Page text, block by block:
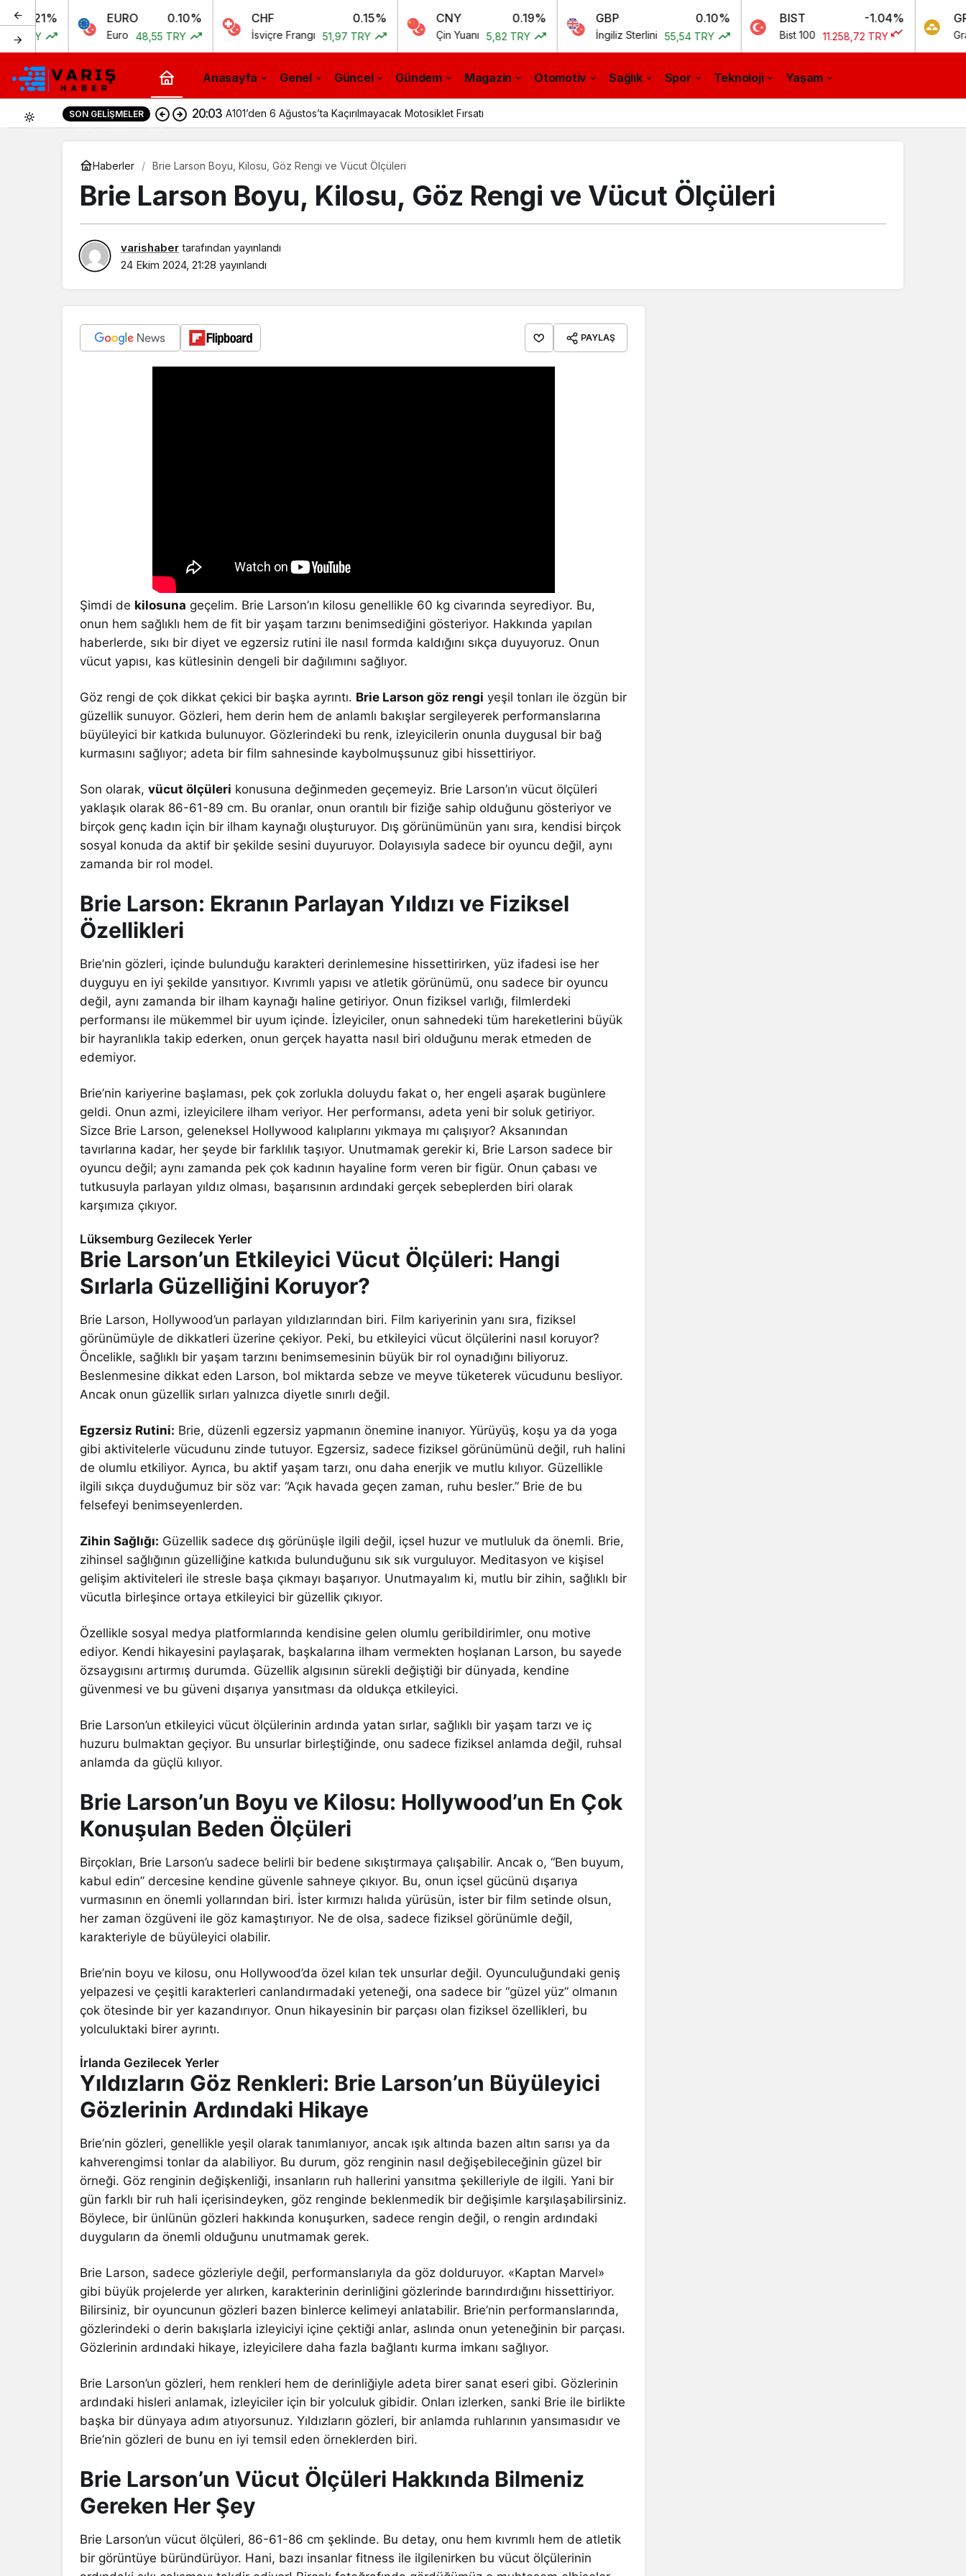
EURO 0.10%
Euro 48,55 TRY
CHF
İsviçre Frangı 51,97 TRY
CNY
Çin Yuanı 5,82 TRY
GBP
İngiliz Sterlini 55,54 TRY
BIST
Bist 100 11.258,72 TRY
GR. ALTIN
Gram Altın
Anasayfa Genel Güncel Gündem Magazin Otomotiv Sağlık Spor Teknoloji Yaşam
0
SON GELIŞMELER 20:03 A101’den 6 Ağustos’ta Kaçırılmayacak Motosiklet Fırsatı
Haberler Brie Larson Boyu, Kilosu, Göz Rengi ve Vücut Ölçüleri
Brie Larson Boyu, Kilosu, Göz Rengi ve Vücut Ölçüleri
varishaber tarafından yayınlandı
24 Ekim 2024, 21:28 yayınlandı
PAYLAŞ
Şimdi de kilosuna geçelim. Brie Larson’ın kilosu genellikle 60 kg civarında seyrediyor. Bu,
onun hem sağlıklı hem de fit bir yaşam tarzını benimsediğini gösteriyor. Hakkında yapılan
haberlerde, sıkı bir diyet ve egzersiz rutini ile nasıl formda kaldığını sıkça duyuyoruz. Onun
vücut yapısı, kas kütlesinin dengeli bir dağılımını sağlıyor.
Göz rengi de çok dikkat çekici bir başka ayrıntı. Brie Larson göz rengi yeşil tonları ile özgün bir
güzellik sunuyor. Gözleri, hem derin hem de anlamlı bakışlar sergileyerek performanslarına
büyüleyici bir katkıda bulunuyor. Gözlerindeki bu renk, izleyicilerin onunla duygusal bir bağ
kurmasını sağlıyor; adeta bir film sahnesinde kaybolmuşsunuz gibi hissettiriyor.
Son olarak,vücut ölçüleri konusuna değinmeden geçemeyiz. Brie Larson’ın vücut ölçüleri
yaklaşık olarak 86-61-89 cm. Bu oranlar, onun orantılı bir fiziğe sahip olduğunu gösteriyor ve
birçok genç kadın için bir ilham kaynağı oluşturuyor. Dış görünümünün yanı sıra, kendisi birçok
sosyal konuda da aktif bir şekilde sesini duyuruyor. Dolayısıyla sadece bir oyuncu değil, aynı
zamanda bir rol model.
Brie Larson: Ekranın Parlayan Yıldızı ve Fiziksel
Özellikleri
Brie’nin gözleri, içinde bulunduğu karakteri derinlemesine hissettirirken, yüz ifadesi ise her
duyguyu en iyi şekilde yansıtıyor. Kıvrımlı yapısı ve atletik görünümü, onu sadece bir oyuncu
değil, aynı zamanda bir ilham kaynağı haline getiriyor. Onun fiziksel varlığı, filmlerdeki
performansı ile mükemmel bir uyum içinde. İzleyiciler, onun sahnedeki tüm hareketlerini büyük
bir hayranlıkla takip ederken, onun gerçek hayatta nasıl biri olduğunu merak etmeden de
edemiyor.
Brie’nin kariyerine başlaması, pek çok zorlukla doluydu fakat o, her engeli aşarak bugünlere
geldi. Onun azmi, izleyicilere ilham veriyor. Her performansı, adeta yeni bir soluk getiriyor.
Sizce Brie Larson, geleneksel Hollywood kalıplarını yıkmaya mı çalışıyor? Aksanından
tavırlarına kadar, her şeyde bir farklılık taşıyor. Unutmamak gerekir ki, Brie Larson sadece bir
oyuncu değil; aynı zamanda pek çok kadının hayaline form veren bir figür. Onun çabası ve
tutkusuyla parlayan yıldız olması, başarısının ardındaki gerçek sebeplerden biri olarak
karşımıza çıkıyor.
Lüksemburg Gezilecek Yerler
Brie Larson’un Etkileyici Vücut Ölçüleri: Hangi
Sırlarla Güzelliğini Koruyor?
Brie Larson, Hollywood’un parlayan yıldızlarından biri. Film kariyerinin yanı sıra, fiziksel
görünümüyle de dikkatleri üzerine çekiyor. Peki, bu etkileyici vücut ölçülerini nasıl koruyor?
Öncelikle, sağlıklı bir yaşam tarzını benimsemesinin büyük bir rol oynadığını biliyoruz.
Beslenmesine dikkat eden Larson, bol miktarda sebze ve meyve tüketerek vücudunu besliyor.
Ancak onun güzellik sırları yalnızca diyetle sınırlı değil.
Egzersiz Rutini: Brie, düzenli egzersiz yapmanın önemine inanıyor. Yürüyüş, koşu ya da yoga
gibi aktivitelerle vücudunu zinde tutuyor. Egzersiz, sadece fiziksel görünümünü değil, ruh halini
de olumlu etkiliyor. Ayrıca, bu aktif yaşam tarzı, onu daha enerjik ve mutlu kılıyor. Güzellikle
ilgili sıkça duyduğumuz bir söz var: “Açık havada geçen zaman, ruhu besler.” Brie de bu
felsefeyi benimseyenlerden.
Zihin Sağlığı: Güzellik sadece dış görünüşle ilgili değil, içsel huzur ve mutluluk da önemli. Brie,
zihinsel sağlığının güzelliğine katkıda bulunduğunu sık sık vurguluyor. Meditasyon ve kişisel
gelişim aktiviteleri ile stresle başa çıkmayı başarıyor. Unutmayalım ki, mutlu bir zihin, sağlıklı bir
vücutla birleşince ortaya etkileyici bir güzellik çıkıyor.
Özellikle sosyal medya platformlarında kendisine gelen olumlu geribildirimler, onu motive
ediyor. Kendi hikayesini paylaşarak, başkalarına ilham vermekten hoşlanan Larson, bu sayede
özsaygısını artırmış durumda. Güzellik algısının sürekli değiştiği bir dünyada, kendine
güvenmesi ve bu güveni dışarıya yansıtması da oldukça etkileyici.
Brie Larson’un etkileyici vücut ölçülerinin ardında yatan sırlar, sağlıklı bir yaşam tarzı ve iç
huzuru bulmaktan geçiyor. Bu unsurlar birleştiğinde, onu sadece fiziksel anlamda değil, ruhsal
anlamda da güçlü kılıyor.
Brie Larson’un Boyu ve Kilosu: Hollywood’un En Çok
Konuşulan Beden Ölçüleri
Birçokları, Brie Larson’u sadece belirli bir bedene sıkıştırmaya çalışabilir. Ancak o, “Ben buyum,
kabul edin” dercesine kendine güvenle sahneye çıkıyor. Bu, onun içsel gücünü dışarıya
vurmasının en önemli yollarından biri. İster kırmızı halıda yürüsün, ister bir film setinde olsun,
her zaman özgüveni ile göz kamaştırıyor. Ne de olsa, sadece fiziksel görünümle değil,
karakteriyle de büyüleyici olabilir.
Brie’nin boyu ve kilosu, onu Hollywood’da özel kılan tek unsurlar değil. Oyunculuğundaki geniş
yelpazesi ve çeşitli karakterleri canlandırmadaki yeteneği, ona sadece bir “güzel yüz” olmanın
çok ötesinde bir yer kazandırıyor. Onun hikayesinin bir parçası olan fiziksel özellikleri, bu
yolculuktaki birer ayrıntı.
İrlanda Gezilecek Yerler
Yıldızların Göz Renkleri: Brie Larson’un Büyüleyici
Gözlerinin Ardındaki Hikaye
Brie’nin gözleri, genellikle yeşil olarak tanımlanıyor, ancak ışık altında bazen altın sarısı ya da
kahverengimsi tonlar da alabiliyor. Bu durum, göz renginin nasıl değişebileceğinin güzel bir
örneği. Göz renginin değişkenliği, insanların ruh hallerini yansıtma şekilleriyle de ilgili. Yani bir
gün farklı bir ruh hali içerisindeyken, göz renginde beklenmedik bir değişimle karşılaşabilirsiniz.
Böylece, bir ünlünün gözleri hakkında konuşurken, sadece rengin değil, o rengin ardındaki
duyguların da önemli olduğunu unutmamak gerek.
Brie Larson, sadece gözleriyle değil, performanslarıyla da göz dolduruyor. «Kaptan Marvel»
gibi büyük projelerde yer alırken, karakterinin derinliğini gözlerinde barındırdığını hissettiriyor.
Bilirsiniz, bir oyuncunun gözleri bazen binlerce kelimeyi anlatabilir. Brie’nin performanslarında,
gözlerindeki o derin bakışlarla izleyiciyi içine çektiği anlar, aslında onun yeteneğinin bir parçası.
Gözlerinin ardındaki hikaye, izleyicilere daha fazla bağlantı kurma imkanı sağlıyor.
Brie Larson’un gözleri, hem renkleri hem de derinliğiyle adeta birer sanat eseri gibi. Gözlerinin
ardındaki hisleri anlamak, izleyiciler için bir yolculuk gibidir. Onları izlerken, sanki Brie ile birlikte
başka bir dünyaya adım atıyorsunuz. Yıldızların gözleri, bir anlamda ruhlarının yansımasıdır ve
Brie’nin gözleri de bunu en iyi temsil eden örneklerden biri.
Brie Larson’un Vücut Ölçüleri Hakkında Bilmeniz
Gereken Her Şey
Brie Larson’un vücut ölçüleri, 86-61-86 cm şeklinde. Bu detay, onu hem kıvrımlı hem de atletik
bir görüntüye büründürüyor. Hani, bazı insanlar fitness ile ilgilenirken bu vücut ölçülerinin